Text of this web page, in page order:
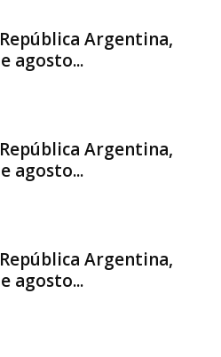
Argentina,
agosto...
Argentina,
agosto...
Argentina,
agosto...